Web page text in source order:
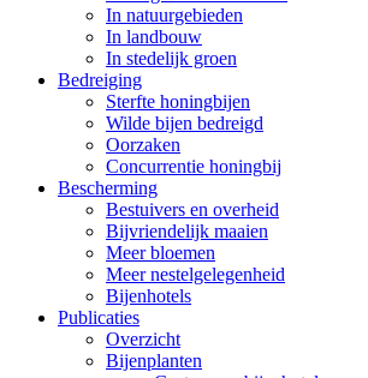
In natuurgebieden
In landbouw
In stedelijk groen
Bedreiging
Sterfte honingbijen
Wilde bijen bedreigd
Oorzaken
Concurrentie honingbij
Bescherming
Bestuivers en overheid
Bijvriendelijk maaien
Meer bloemen
Meer nestelgelegenheid
Bijenhotels
Publicaties
Overzicht
Bijenplanten